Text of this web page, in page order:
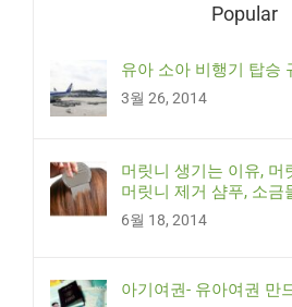
Popular
유아 소아 비행기 탑승
3월 26, 2014
머릿니 생기는 이유, 머
머릿니 제거 샴푸, 소금
6월 18, 2014
아기여권- 유아여권 만